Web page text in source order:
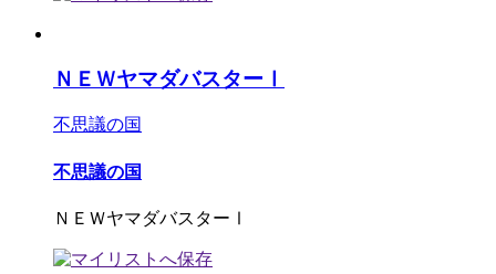
ＮＥＷヤマダバスターⅠ
不思議の国
不思議の国
ＮＥＷヤマダバスターⅠ